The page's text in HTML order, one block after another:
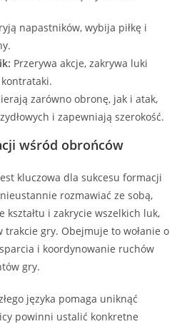
napastników, wybija piłkę i
Przerywa akcje, zakrywa luki
zarówno obronę, jak i atak,
i zapewniają szerokość.
wśród obrońców
kluczowa dla sukcesu formacji
rozmawiać ze sobą,
kształtu i zakrycie wszelkich luk,
trakcie gry. Obejmuje to wołanie o
i koordynowanie ruchów
gry.
języka pomaga uniknąć
powinni ustalić konkretne